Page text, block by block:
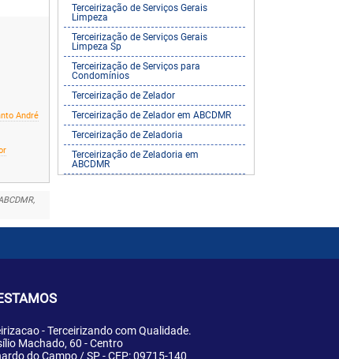
André
Terceirização de Serviços Gerais
Limpeza
Terceirização de Serviços Gerais
Limpeza Sp
Terceirização de Serviços para
Condomínios
Terceirização de Zelador
Terceirização de Zelador em ABCDMR
Terceirização de Zeladoria
Terceirização de Zeladoria em
ABCDMR
- Terceirizando com Qualidade.
Machado, 60 - Centro
do Campo / SP - CEP: 09715-140